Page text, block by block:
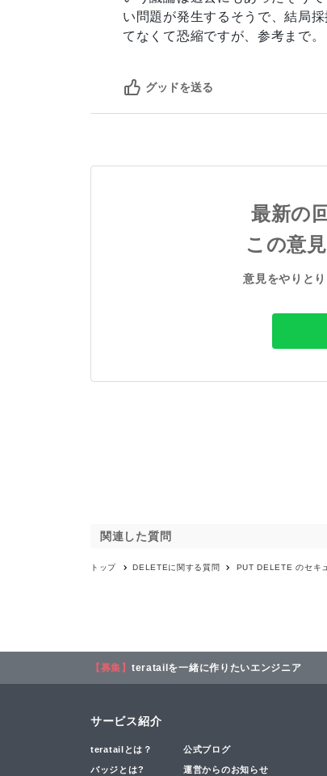
い問題が発生するそうで、結局
てなくて恐縮ですが、参考まで。
グッドを送る
最新の
この意
意見をやりと
関連した質問
トップ DELETEに関する質問 PUT DELETE のセキ
【募集】 teratailを一緒に作りたいエンジニア
サービス紹介
teratailとは？ 公式ブログ
バッジとは? 運営からのお知らせ